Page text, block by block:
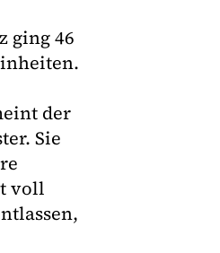
ging 46
der
Sie
voll